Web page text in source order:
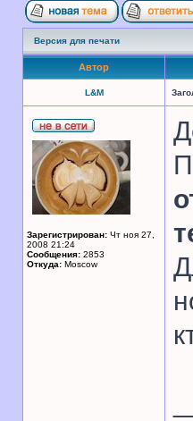
Версия для печати
Автор
L&M
Зарегистрирован: Чт ноя 27,
2008 21:24
Сообщения: 2853
Откуда: Moscow